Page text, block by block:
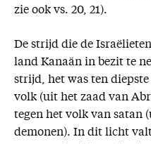
zie ook vs. 20, 21).
De strijd die de
land Kanaän in bezit te
strijd, het was ten
volk (uit het zaad van
tegen het volk van satan
demonen). In dit licht